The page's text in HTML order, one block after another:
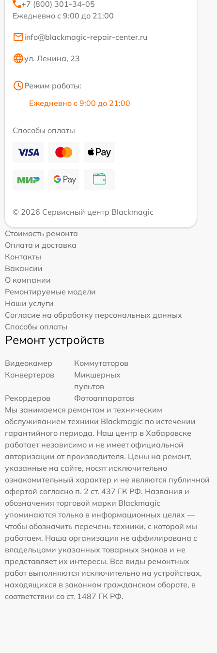
+7 (800) 301-34-05
Ежедневно с 9:00 до 21:00
info@blackmagic-repair-center.ru
ул. Ленина, 23
Режим работы:
Ежедневно с 9:00 до 21:00
Способы оплаты
© 2026 Сервисный центр Blackmagic
Стоимость ремонта
Оплата и доставка
Контакты
Вакансии
О компании
Ремонтируемые модели
Наши услуги
Согласие на обработку персональных данных
Способы оплаты
Ремонт устройств
Видеокамер
Коммутаторов
Конвертеров
Микшерных
пультов
Рекордеров
Фотоаппаратов
Мы занимаемся ремонтом и техническим
обслуживанием техники Blackmagic по истечении
гарантийного периода. Наш центр в Хабаровске
работает независимо и не имеет официальной
авторизации от производителя. Цены на ремонт,
указанные на сайте, носят исключительно
ознакомительный характер и не являются публичной
офертой согласно п. 2 ст. 437 ГК РФ. Названия и
обозначения торговой марки Blackmagic
упоминаются только в информационных целях —
чтобы обозначить перечень техники, с которой мы
работаем. Наша организация не аффилирована с
владельцами указанных товарных знаков и не
представляет их интересы. Все виды ремонтных
работ выполняются исключительно на устройствах,
находящихся в законном гражданском обороте, в
соответствии со ст. 1487 ГК РФ.